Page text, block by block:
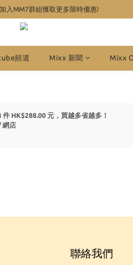
入MM7群組獲取更多限時優惠!
頻道 Mixx 新聞 Mixx
件 HK$288.00 元，買越多省越多！
網店
聯絡我們